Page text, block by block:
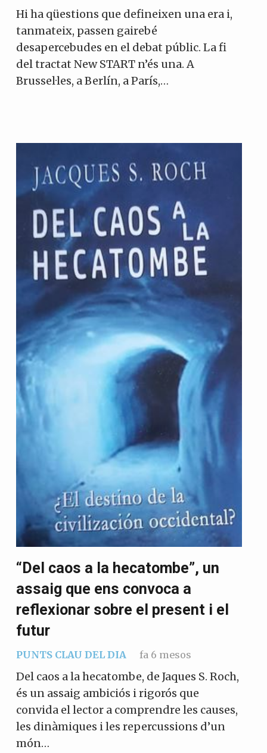
Hi ha qüestions que defineixen una era i,
tanmateix, passen gairebé
desapercebudes en el debat públic. La fi
del tractat New START n’és una. A
Brussel·les, a Berlín, a París,…
“Del caos a la hecatombe”, un
assaig que ens convoca a
reflexionar sobre el present i el
futur
PUNTS CLAU DEL DIA fa 6 mesos
Del caos a la hecatombe, de Jaques S. Roch,
és un assaig ambiciós i rigorós que
convida el lector a comprendre les causes,
les dinàmiques i les repercussions d’un
món…
Vols col·laborar a
Converses a Catalunya?